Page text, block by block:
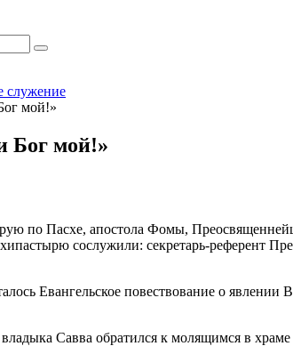
служение
мой!»
Бог мой!»
по Пасхе, апостола Фомы,
сослужили: секретарь-референт
Евангельское повествование о
Савва обратился к молящимся в